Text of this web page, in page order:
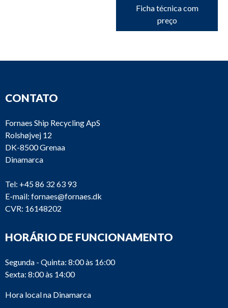
Ficha técnica com
preço
CONTATO
Fornaes Ship Recycling ApS
Rolshøjvej 12
DK-8500 Grenaa
Dinamarca
Tel: +45 86 32 63 93
E-mail: fornaes@fornaes.dk
CVR: 16148202
HORÁRIO DE FUNCIONAMENTO
Segunda - Quinta: 8:00 às 16:00
Sexta: 8:00 às 14:00
Hora local na Dinamarca